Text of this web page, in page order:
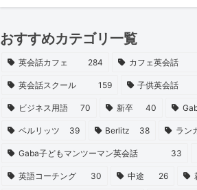
おすすめカテゴリ一覧
英会話カフェ 284 カフェ英会話
英会話スクール 159 子供英会話
ビジネス用語 70 新卒 40
ベルリッツ 39 Berlitz 38 ラン
Gaba子どもマンツーマン英会話 33
英語コーチング 30 中途 26